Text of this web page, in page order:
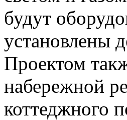
будут
установлены
Проектом
набережной
коттеджного